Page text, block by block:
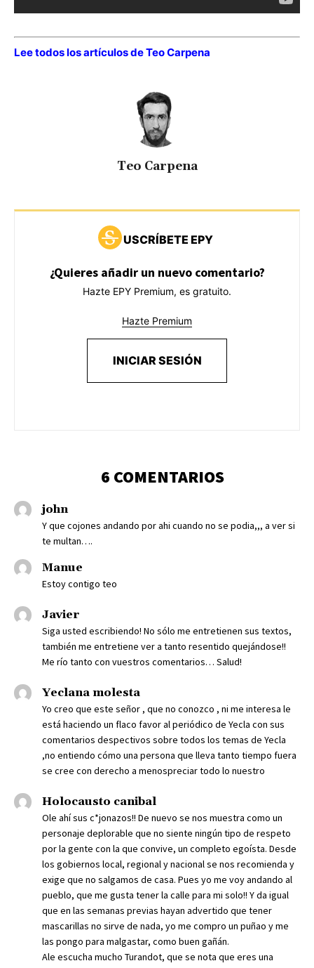
Lee todos los artículos de Teo Carpena
Teo Carpena
USCRÍBETE EPY
¿Quieres añadir un nuevo comentario?
Hazte EPY Premium, es gratuito.
Hazte Premium
INICIAR SESIÓN
6 COMENTARIOS
john
Y que cojones andando por ahi cuando no se podia,,, a ver si
te multan….
Manue
Estoy contigo teo
Javier
Siga usted escribiendo! No sólo me entretienen sus textos,
también me entretiene ver a tanto resentido quejándose!!
Me río tanto con vuestros comentarios… Salud!
Yeclana molesta
Yo creo que este señor , que no conozco , ni me interesa le
está haciendo un flaco favor al periódico de Yecla con sus
comentarios despectivos sobre todos los temas de Yecla
,no entiendo cómo una persona que lleva tanto tiempo fuera
se cree con derecho a menospreciar todo lo nuestro
Holocausto canibal
Ole ahí sus c*jonazos!! De nuevo se nos muestra como un
personaje deplorable que no siente ningún tipo de respeto
por la gente con la que convive, un completo egoísta. Desde
los gobiernos local, regional y nacional se nos recomienda y
exige que no salgamos de casa. Pues yo me voy andando al
pueblo, que me gusta tener la calle para mi solo!! Y da igual
que en las semanas previas hayan advertido que tener
mascarillas no sirve de nada, yo me compro un puñao y me
las pongo para malgastar, como buen gañán.
Ale escucha mucho Turandot, que se nota que eres una